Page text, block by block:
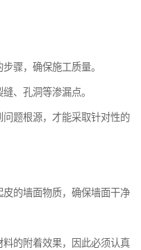
骤，确保施工质量。
、孔洞等渗漏点。
题根源，才能采取针对性的
的墙面物质，确保墙面干净
的附着效果，因此必须认真